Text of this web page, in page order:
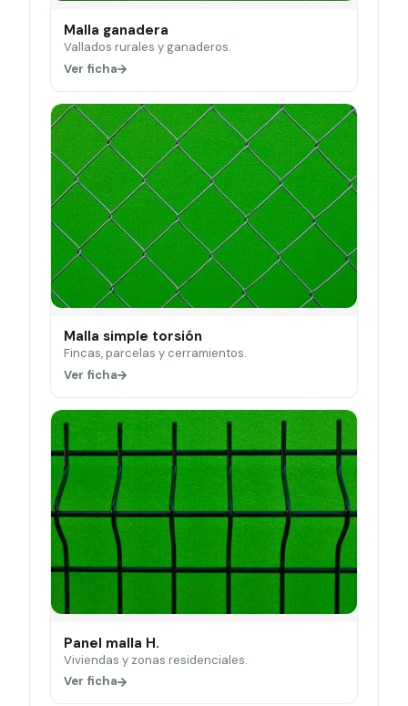
Malla ganadera
Vallados rurales y ganaderos.
Ver ficha
Malla simple torsión
Fincas, parcelas y cerramientos.
Ver ficha
Panel malla H.
Viviendas y zonas residenciales.
Ver ficha